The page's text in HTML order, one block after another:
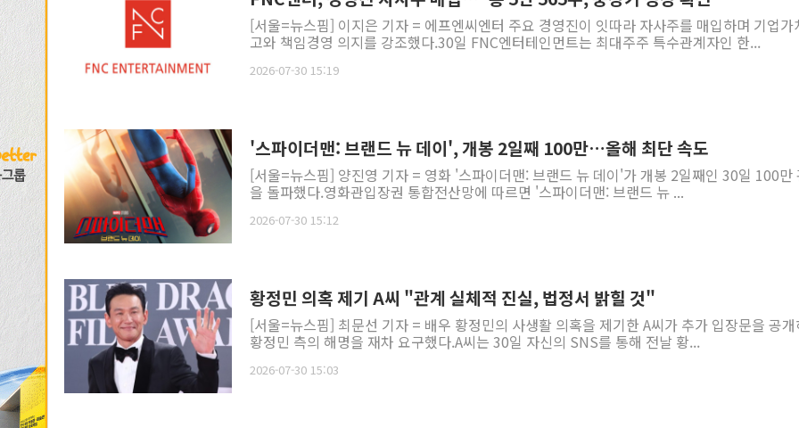
[속보] 민주, 인천 경선 결
[속보] 민주, 제주 경선 결과
폐기물 수거하다 참변…60
서울 중랑구 주택가서 흉기
李대통령 "결혼 때문에 손
인천서 말다툼 중 어머니 흉
'화합' 꺼낸 김민석에 '뻔뻔'
[서울=뉴스핌] 이지은 기자 = 에프엔씨엔터 주요 경영진이 잇따라 자사주를 매입하며 기업가
고와 책임경영 의지를 강조했다.30일 FNC엔터테인먼트는 최대주주 특수관계자인 한...
2026-07-30 15:19
'스파이더맨: 브랜드 뉴 데이', 개봉 2일째 100만…올해 최단 속도
[서울=뉴스핌] 양진영 기자 = 영화 '스파이더맨: 브랜드 뉴 데이'가 개봉 2일째인 30일 100만
을 돌파했다.영화관입장권 통합전산망에 따르면 '스파이더맨: 브랜드 뉴 ...
2026-07-30 15:12
황정민 의혹 제기 A씨 "관계 실체적 진실, 법정서 밝힐 것"
[서울=뉴스핌] 최문선 기자 = 배우 황정민의 사생활 의혹을 제기한 A씨가 추가 입장문을 공
황정민 측의 해명을 재차 요구했다.A씨는 30일 자신의 SNS를 통해 전날 황...
2026-07-30 15:03